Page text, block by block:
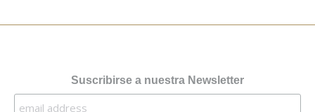
Suscribirse a nuestra Newsletter